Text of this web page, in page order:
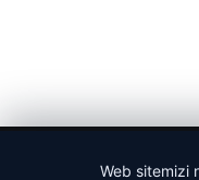
Web sitemizi